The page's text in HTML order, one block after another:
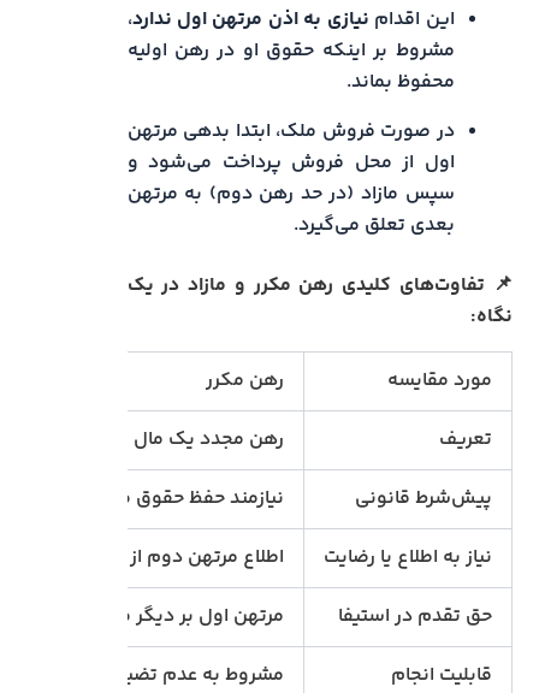
این اقدام نیازی به اذن مرتهن اول ندارد،
مشروط بر اینکه حقوق او در رهن اولیه
محفوظ بماند.
در صورت فروش ملک، ابتدا بدهی مرتهن
اول از محل فروش پرداخت می‌شود و
سپس مازاد (در حد رهن دوم) به مرتهن
بعدی تعلق می‌گیرد.
📌 تفاوت‌های کلیدی رهن مکرر و مازاد در یک
نگاه:
مورد مقایسه
رهن مکرر
تعریف
رهن مجدد یک مال بدون فک رهن
پیش‌شرط قانونی
نیازمند حفظ حقوق مرتهن قبلی
نیاز به اطلاع یا رضایت
اطلاع مرتهن دوم از رهن اول
حق تقدم در استیفا
مرتهن اول بر دیگر مرتهنین
قابلیت انجام
مشروط به عدم تضییع حقوق